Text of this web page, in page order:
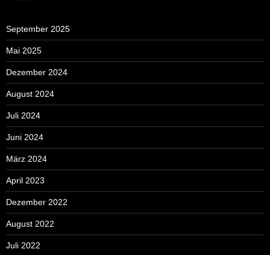
September 2025
Mai 2025
Dezember 2024
August 2024
Juli 2024
Juni 2024
März 2024
April 2023
Dezember 2022
August 2022
Juli 2022